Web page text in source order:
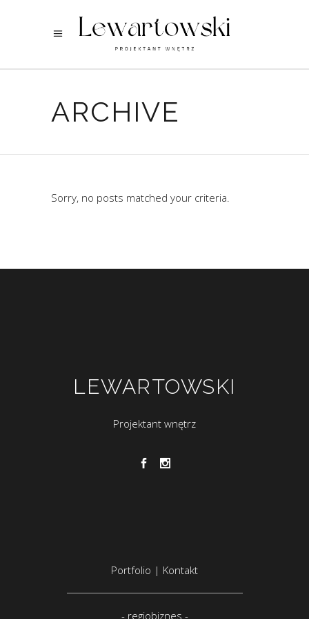
ARCHIVE
Sorry, no posts matched your criteria.
LEWARTOWSKI
Projektant wnętrz
Portfolio | Kontakt
- regiobiznes -